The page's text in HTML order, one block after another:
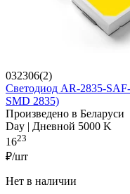
032306(2)
Светодиод AR-2835-
SMD 2835)
Произведено в Беларуси
Day | Дневной 5000 K
1623
₽/шт
Нет в наличии